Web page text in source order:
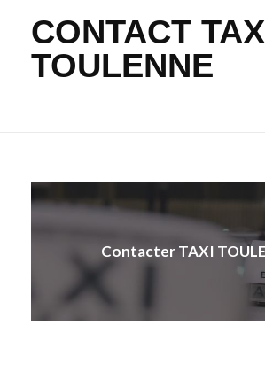
CONTACT
TOULENNE
Contacter TAXI